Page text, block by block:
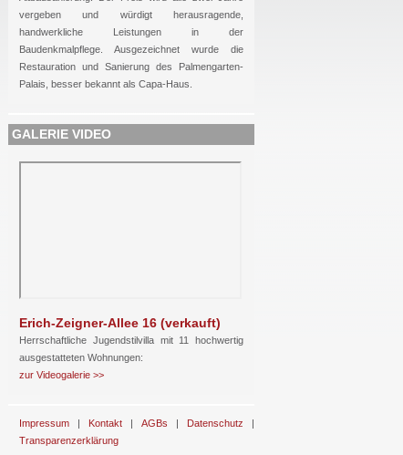
vergeben und würdigt herausragende,
handwerkliche Leistungen in der
Baudenkmalpflege. Ausgezeichnet wurde die
Restauration und Sanierung des Palmengarten-
Palais, besser bekannt als Capa-Haus.
GALERIE VIDEO
Erich-Zeigner-Allee 16 (verkauft)
Herrschaftliche Jugendstilvilla mit 11 hochwertig
ausgestatteten Wohnungen:
zur Videogalerie >>
Impressum | Kontakt | AGBs | Datenschutz |
Transparenzerklärung